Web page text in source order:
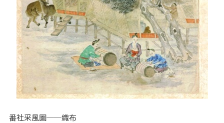
番社采風圖──織布